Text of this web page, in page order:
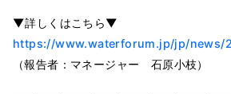
▼詳しくはこちら▼
https://www.waterforum.jp/jp/news/
（報告者：マネージャー 石原小枝）